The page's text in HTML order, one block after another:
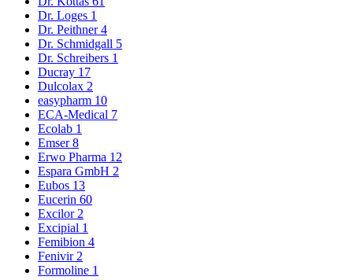
Dr. Loges 1
Dr. Peithner4
Dr. Schmidgall 5
Dr. Schreibers 1
Ducray 17
Dulcolax 2
easypharm 10
ECA-Medical 7
Ecolab 1
Emser8
Erwo Pharma 12
Espara GmbH 2
Eubos 13
Eucerin 60
Excilor2
Excipial 1
Femibion 4
Fenivir2
Formoline 1